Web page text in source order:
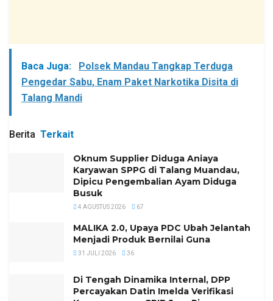
Baca Juga:
Polsek Mandau Tangkap Terduga
Pengedar Sabu, Enam Paket Narkotika Disita di
Talang Mandi
Berita Terkait
Oknum Supplier Diduga Aniaya
Karyawan SPPG di Talang Muandau,
Dipicu Pengembalian Ayam Diduga
Busuk
4 AGUSTUS 2026 67
MALIKA 2.0, Upaya PDC Ubah Jelantah
Menjadi Produk Bernilai Guna
31 JULI 2026 36
Di Tengah Dinamika Internal, DPP
Percayakan Datin Imelda Verifikasi